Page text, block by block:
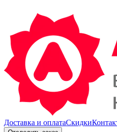
Доставка и оплатаСкидки